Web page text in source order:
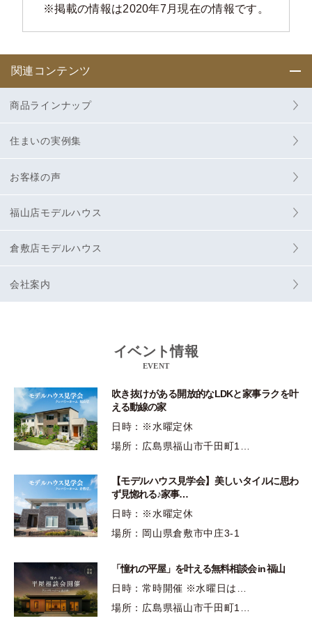
※掲載の情報は2020年7月現在の情報です。
関連コンテンツ
商品ラインナップ
住まいの実例集
お客様の声
福山店モデルハウス
倉敷店モデルハウス
会社案内
イベント情報
EVENT
吹き抜けがある開放的なLDKと家事ラクを叶
える動線の家
日時：※水曜定休
場所：広島県福山市千田町1…
【モデルハウス見学会】美しいタイルに思わ
ず見惚れる♪家事…
日時：※水曜定休
場所：岡山県倉敷市中庄3-1
「憧れの平屋」を叶える無料相談会 in 福山
日時：常時開催 ※水曜日は…
場所：広島県福山市千田町1…